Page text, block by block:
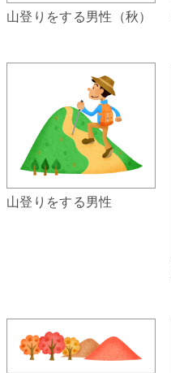
山登りをする男性（秋）
山登りをする男性